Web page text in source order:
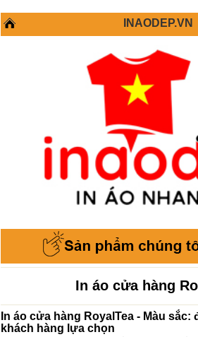
INAODEP.VN
In áo cửa hàng
In áo cửa hàng RoyalTea - Màu sắc:
khách hàng lựa chọn